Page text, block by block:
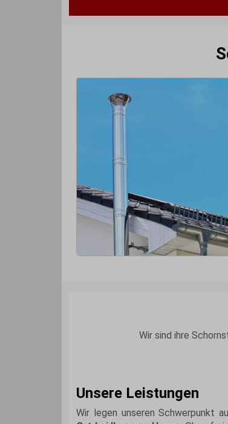
Wir sind ihre
Unsere Leistungen
Wir legen unseren Schwerpunkt